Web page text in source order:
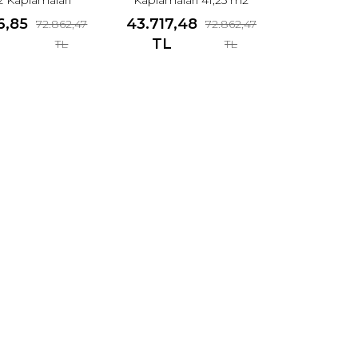
72.862,47
TL
43.717,48
TL
72.862,47
TL